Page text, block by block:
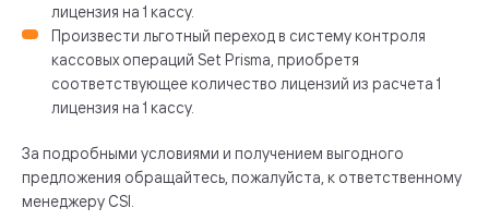
лицензия на 1 кассу.
Произвести льготный переход в систему контроля
кассовых операций Set Prisma, приобретя
соответствующее количество лицензий из расчета 1
лицензия на 1 кассу.
За подробными условиями и получением выгодного
предложения обращайтесь, пожалуйста, к ответственному
менеджеру CSI.